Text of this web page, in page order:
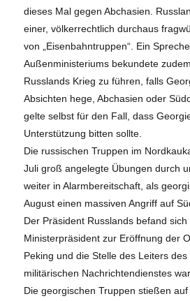
dieses Mal gegen Abchasien.
einer, völkerrechtlich durchaus
von „Eisenbahntruppen“. Ein
Außenministeriums bekundete
Russlands Krieg zu führen, falls
Absichten hege, Abchasien oder
gelte selbst für den Fall, dass
Unterstützung bitten sollte.
Die russischen Truppen im
Juli groß angelegte Übungen durch
weiter in Alarmbereitschaft, als
August einen massiven Angriff auf
Der Präsident Russlands befand
Ministerpräsident zur Eröffnung der
Peking und die Stelle des Leiters des
militärischen Nachrichtendienstes
Die georgischen Truppen stießen